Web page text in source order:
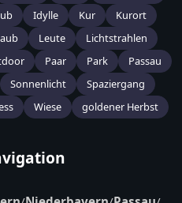
Idylle Kur
Kurort
Leute
Lichtstrahlen
Paar Park
Passau
Sonnenlicht
Spaziergang
Wiese goldener Herbst